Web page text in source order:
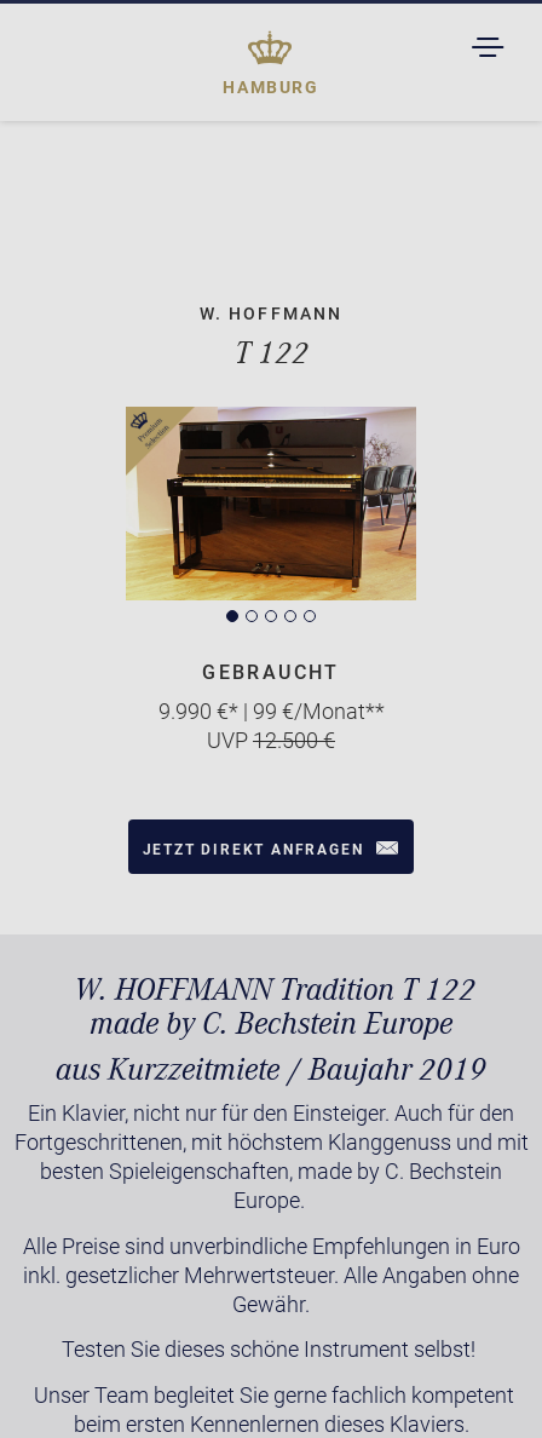
HAMBURG
W. HOFFMANN
T 122
GEBRAUCHT
9.990 €* | 99 €/Monat**
UVP12.500 €
JETZT DIREKT ANFRAGEN
W. HOFFMANN Tradition T 122
made by C. Bechstein Europe
aus Kurzzeitmiete / Baujahr 2019
Ein Klavier, nicht nur für den Einsteiger. Auch für den
Fortgeschrittenen, mit höchstem Klanggenuss und mit
besten Spieleigenschaften, made by C. Bechstein
Europe.
Alle Preise sind unverbindliche Empfehlungen in Euro
inkl. gesetzlicher Mehrwertsteuer. Alle Angaben ohne
Gewähr.
Testen Sie dieses schöne Instrument selbst!
Unser Team begleitet Sie gerne fachlich kompetent
beim ersten Kennenlernen dieses Klaviers.